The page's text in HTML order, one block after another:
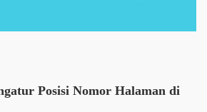
Posisi Nomor Halaman di